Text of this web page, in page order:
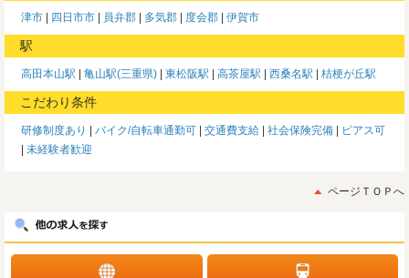
津市 四日市市 員弁郡 多気郡 度会郡 伊賀市
駅
高田本山駅 亀山駅(三重県) 東松阪駅 高茶屋駅 西桑名駅 桔梗が丘駅
こだわり条件
研修制度あり バイク/自転車通勤可 交通費支給 社会保険完備
ピアス可
未経験者歓迎
ページＴＯＰへ